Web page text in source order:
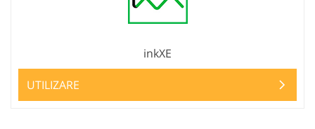
inkXE
UTILIZARE